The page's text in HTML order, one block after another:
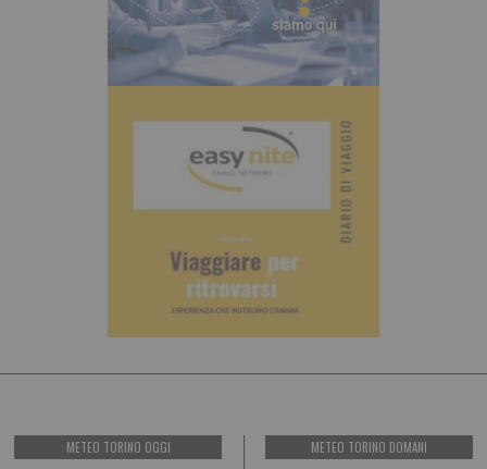
METEO TORINO OGGI METEO TORINO DOMANI